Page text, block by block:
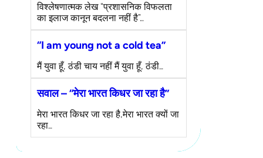
विश्लेषणात्मक लेख “प्रशासनिक विफलता
का इलाज कानून बदलना नहीं है”…
“I am young not a cold tea”
मैं युवा हूँ, ठंडी चाय नहीं मैं युवा हूँ, ठंडी…
सवाल – “मेरा भारत किधर जा रहा है”
मेरा भारत किधर जा रहा है,मेरा भारत क्यों जा
रहा…